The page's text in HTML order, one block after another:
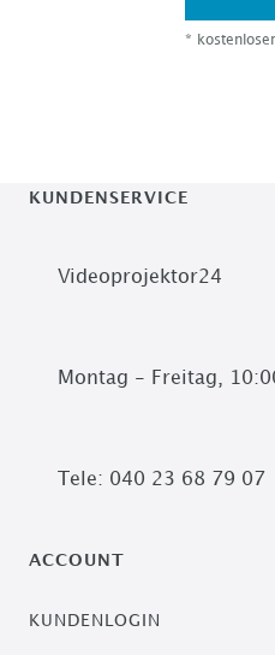
*
KUNDENSERVICE
Videoprojektor24
Montag - Freitag,
Tele: 040 23 68 79 07
ACCOUNT
KUNDENLOGIN